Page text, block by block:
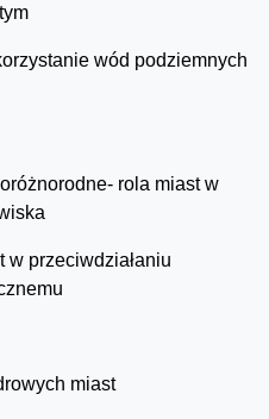
wód podziemnych
rola miast w
w przeciwdziałaniu
miast